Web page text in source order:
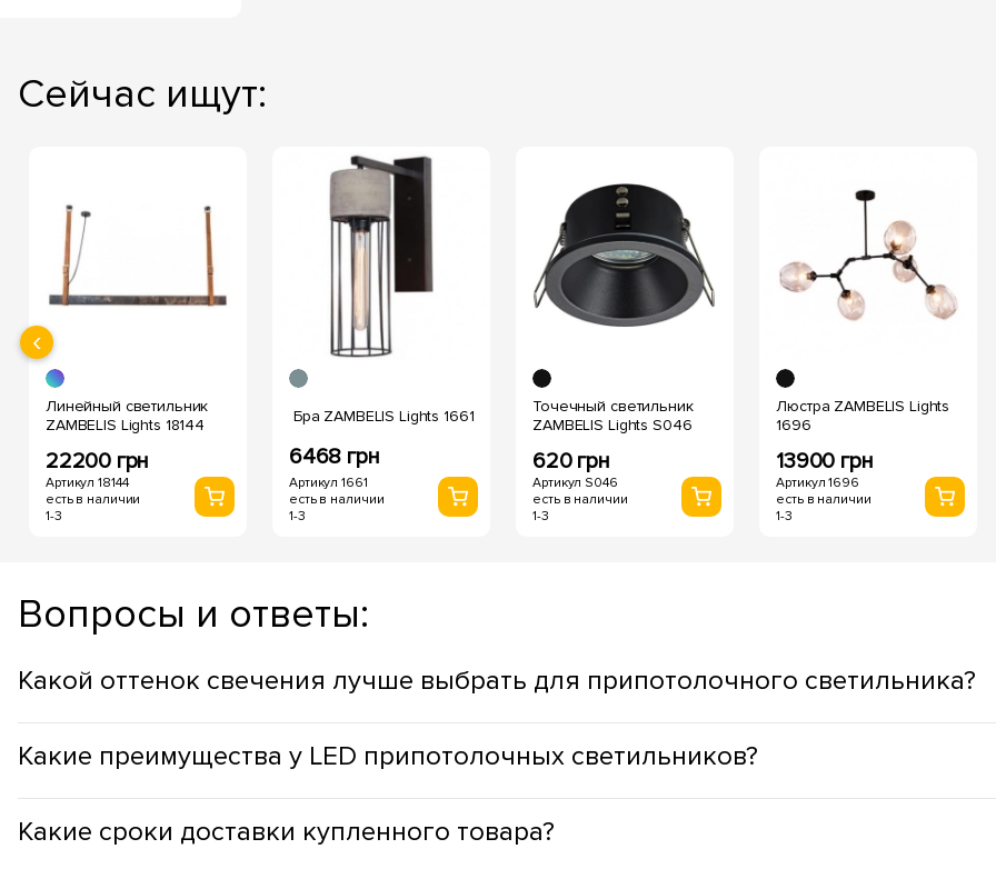
Срок службы, часов
Сейчас ищут:
Линейный светильник
ZAMBELIS Lights 18144
22200 грн
Артикул 18144
есть в наличии
1-3
Бра ZAMBELIS Lights 1661
6468 грн
Артикул 1661
есть в наличии
1-3
Точечный светильник
ZAMBELIS Lights S046
620 грн
Артикул S046
есть в наличии
1-3
Люстра ZAMBELIS Lights
1696
13900 грн
Артикул 1696
есть в наличии
1-3
‹
Вопросы и ответы:
Какой оттенок свечения лучше выбрать для припотолочного светильника?
продуктивности, в рабочих зонах, лучше использовать холодный оттенок света, а для ступенек, окон, зеркал, зон
Какие преимущества у LED припотолочных светильников?
работы составляет до 50 000 часов, а это более 5-и лет; LED светильники лишены опасных веществ, в своей
Какие сроки доставки​ купленного товара?